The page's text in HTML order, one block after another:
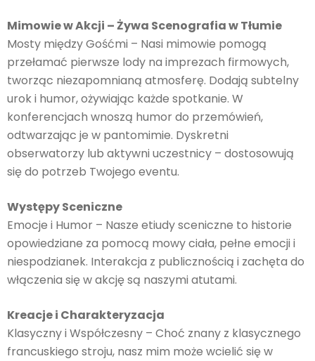
Mimowie w Akcji – Żywa Scenografia w Tłumie
Mosty między Gośćmi – Nasi mimowie pomogą
przełamać pierwsze lody na imprezach firmowych,
tworząc niezapomnianą atmosferę. Dodają subtelny
urok i humor, ożywiając każde spotkanie. W
konferencjach wnoszą humor do przemówień,
odtwarzając je w pantomimie. Dyskretni
obserwatorzy lub aktywni uczestnicy – dostosowują
się do potrzeb Twojego eventu.
Występy Sceniczne
Emocje i Humor – Nasze etiudy sceniczne to historie
opowiedziane za pomocą mowy ciała, pełne emocji i
niespodzianek. Interakcja z publicznością i zachęta do
włączenia się w akcję są naszymi atutami.
Kreacje i Charakteryzacja
Klasyczny i Współczesny – Choć znany z klasycznego
francuskiego stroju, nasz mim może wcielić się w